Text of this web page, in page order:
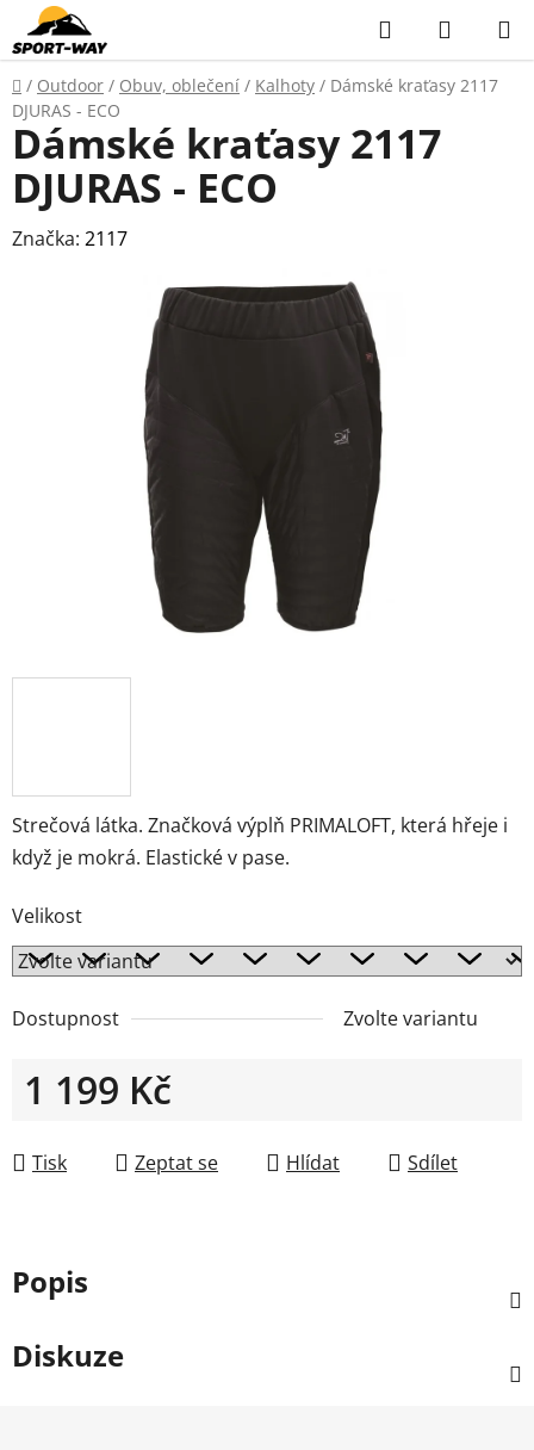
Přejít
na
obsah
Hledat
KOŠÍK
Domů
/ Outdoor / Obuv, oblečení / Kalhoty / Dámské kraťasy 2117
DJURAS - ECO
Strečová látka. Značková výplň PRIMALOFT, která hřeje i
když je mokrá. Elastické v pase.
Velikost
Dostupnost Zvolte variantu
1 199 Kč
Tisk
Zeptat se Hlídat Sdílet
Dámské kraťasy 2117
DJURAS - ECO
Značka: 2117
Popis
Diskuze